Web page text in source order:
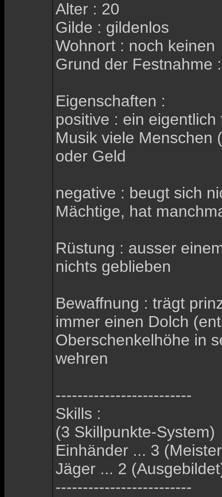
Alter : 20
Gilde : gildenlos
Wohnort : noch keinen
Grund der Festnahme
Eigenschaften :
positive : ein
Musik viele Menschen
oder Geld
negative : beugt sich
Mächtige, hat
Rüstung : ausser
nichts geblieben
Bewaffnung : trägt
immer einen Dolch
Oberschenkelhöhe in
wehren
-------------------------
Skills :
(3 Skillpunkte-System)
Einhänder ... 3
Jäger ... 2
-------------------------